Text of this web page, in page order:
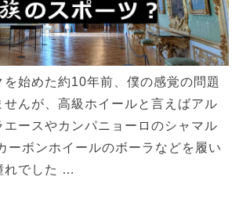
始めた約10年前、僕の感覚の問題
せんが、高級ホイールと言えばアル
エースやカンパニョーロのシャマル
ーボンホイールのボーラなどを履い
れでした …